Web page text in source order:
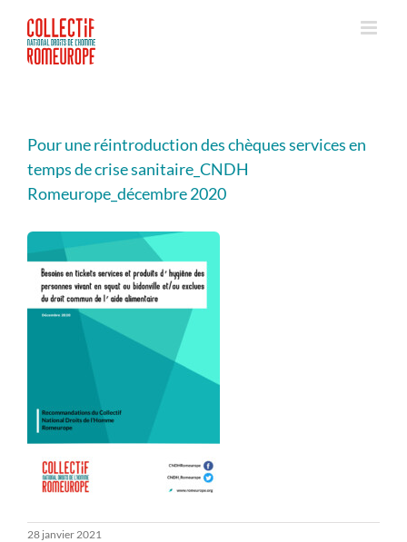
contenu
Pour une réintroduction des chèques services en
temps de crise sanitaire_CNDH
Romeurope_décembre 2020
28 janvier 2021